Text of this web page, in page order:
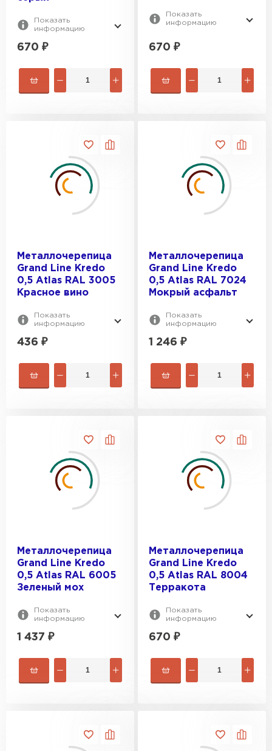
Показать
информацию
670 ₽
Показать
информацию
670 ₽
Металлочерепица
Grand Line Kredo
0,5 Atlas RAL 3005
Красное вино
Показать
информацию
436 ₽
Металлочерепица
Grand Line Kredo
0,5 Atlas RAL 7024
Мокрый асфальт
Показать
информацию
1 246 ₽
Металлочерепица
Grand Line Kredo
0,5 Atlas RAL 6005
Зеленый мох
Показать
информацию
1 437 ₽
Металлочерепица
Grand Line Kredo
0,5 Atlas RAL 8004
Терракота
Показать
информацию
670 ₽